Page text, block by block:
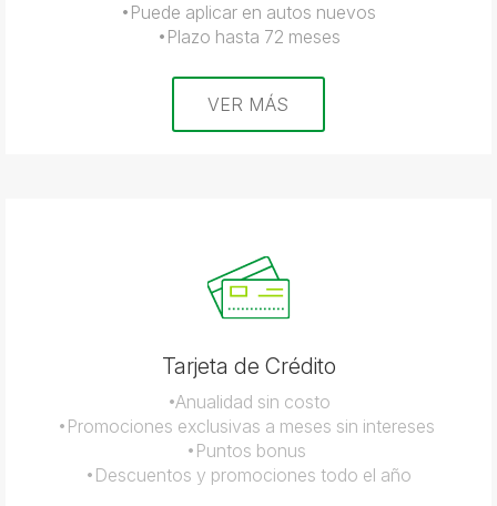
•Puede aplicar en autos nuevos
•Plazo hasta 72 meses
VER MÁS
Tarjeta de Crédito
•Anualidad sin costo
•Promociones exclusivas a meses sin intereses
•Puntos bonus
•Descuentos y promociones todo el año